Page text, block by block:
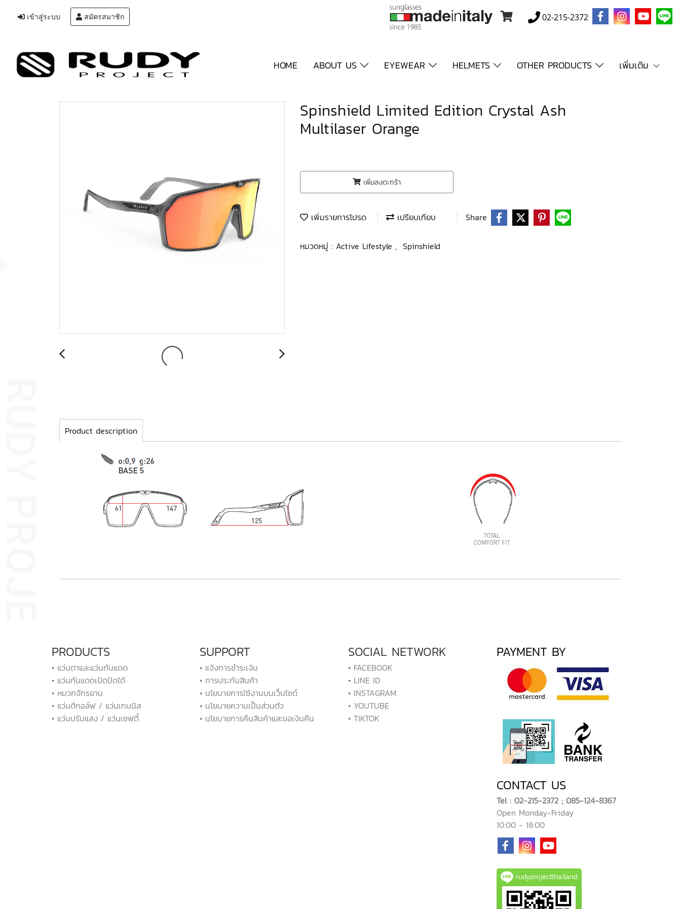
เข้าสู่ระบบ สมัครสมาชิก 02-215-2372
HOME ABOUT US EYEWEAR HELMETS OTHER PRODUCTS เพิ่มเติม
Spinshield Limited Edition Crystal Ash
Multilaser Orange
เพิ่มลงตะกร้า
เพิ่มรายการโปรด เปรียบเทียบ Share
หมวดหมู่ : Active Lifestyle , Spinshield
Product description
PRODUCTS
• แว่นตาและแว่นกันแดด
• แว่นกันแดดเปิดปิดได้
• หมวกจักรยาน
• แว่นตีกอล์ฟ / แว่นเทนนิส
• แว่นปรับแสง / แว่นเซฟตี้
SUPPORT
• แจ้งการชำระเงิน
• การประกันสินค้า
• นโยบายการใช้งานบนเว็บไซต์
• นโยบายความเป็นส่วนตัว
• นโยบายการคืนสินค้าและขอเงินคืน
SOCIAL NETWORK
• FACEBOOK
• LINE ID
• INSTAGRAM
• YOUTUBE
• TIKTOK
PAYMENT BY
CONTACT US
Tel : 02-215-2372 ; 085-124-8367
Open Monday-Friday
10:00 - 18:00
rudyprojectthailand